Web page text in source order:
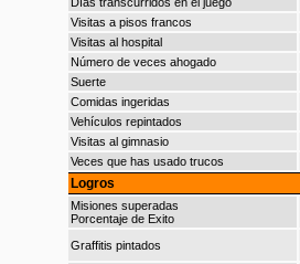
Visitas a pisos francos
Visitas al hospital
Número de veces ahogado
Suerte
Comidas ingeridas
Vehículos repintados
Visitas al gimnasio
Veces que has usado trucos
Logros
Misiones superadas
Porcentaje de Exito
Graffitis pintados